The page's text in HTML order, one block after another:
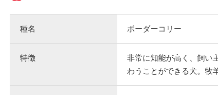
種名 ボーダーコリー
特徴
非常に知能が高く、飼い
わうことができる犬。牧